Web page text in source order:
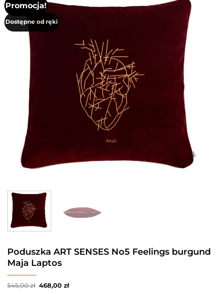
Promocja!
Dostępne od ręki
Poduszka ART SENSES No5 Feelings burgund
Maja Laptos
545,00zł Pierwotna
cena
468,00 złAktualna